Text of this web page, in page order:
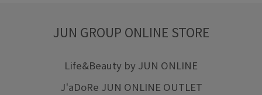
JUN GROUP ONLINE STORE
Life&Beauty by JUN ONLINE
J'aDoRe JUN ONLINE OUTLET